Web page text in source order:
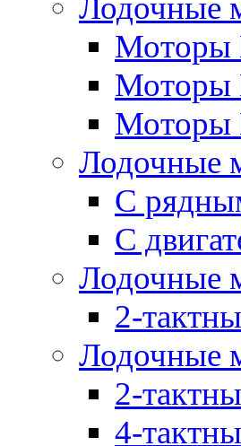
Лодочные
Моторы
Моторы
Моторы
Лодочные
С
C
Лодочные
2-
Лодочные
2-
4-